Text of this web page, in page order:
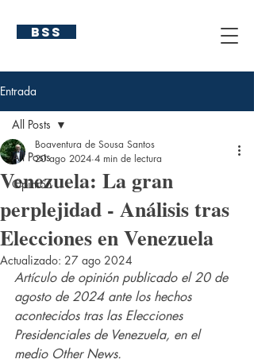
BSS
Entrada
All Posts
Opinión
All Posts
Venezuela: La gran
perplejidad - Análisis tras
Elecciones en Venezuela
Boaventura de Sousa Santos
20 ago 2024 4 min de lectura
Actualizado: 27 ago 2024
Artículo de opinión publicado el 20 de
agosto de 2024 ante los hechos
acontecidos tras las Elecciones
Presidenciales de Venezuela, en el
medio Other News.